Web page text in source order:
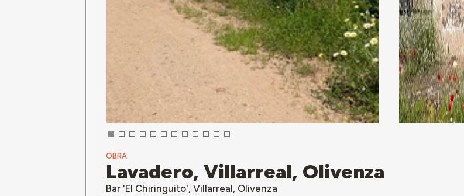
OBRA
Lavadero, Villarreal, Olivenza
Bar 'El Chiringuito', Villarreal, Olivenza